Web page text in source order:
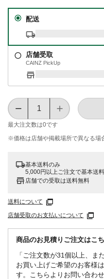
配送
店舗受取
CAINZ PickUp
最大注文数は0です
※価格は​店舗や​掲載場所で​異なる​場
基本送料のみ
5,000円以上ご注文で基本送
店舗での受取は送料無料
送料について
店舗受取のお支払いについて
商品のお見積りご注文はこ
「ご注文数が31個以上、ま
お買い上げご希望のお客様
す。こちらよりお問い合わせ